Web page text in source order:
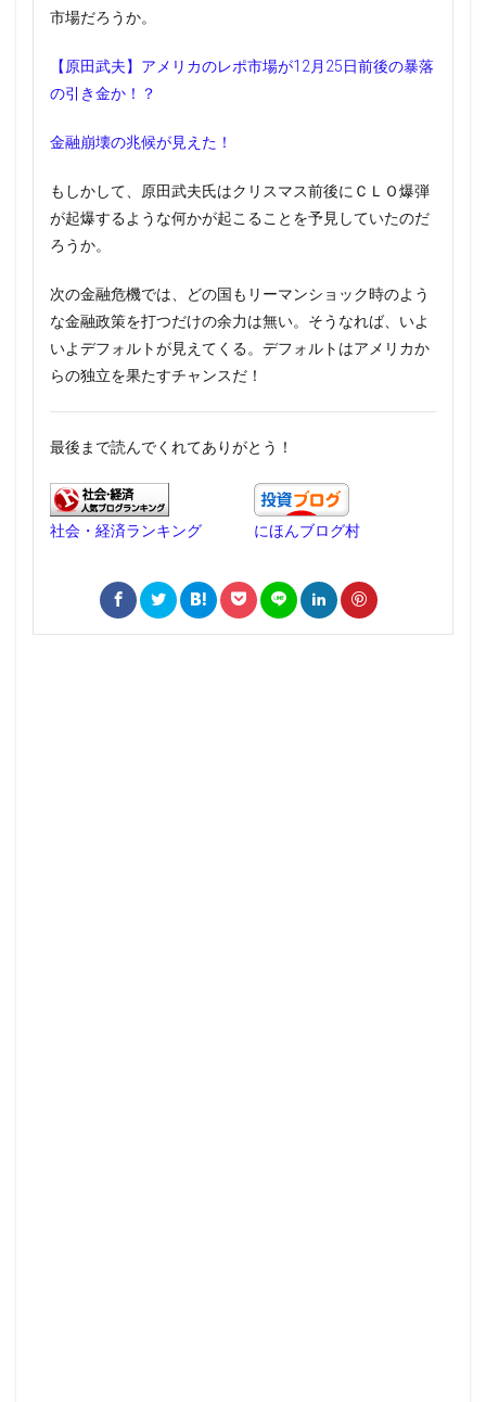
市場だろうか。
【原田武夫】アメリカのレポ市場が12月25日前後の暴落
の引き金か！？
金融崩壊の兆候が見えた！
もしかして、原田武夫氏はクリスマス前後にＣＬＯ爆弾
が起爆するような何かが起こることを予見していたのだ
ろうか。
次の金融危機では、どの国もリーマンショック時のよう
な金融政策を打つだけの余力は無い。そうなれば、いよ
いよデフォルトが見えてくる。デフォルトはアメリカか
らの独立を果たすチャンスだ！
最後まで読んでくれてありがとう！
社会・経済ランキング にほんブログ村